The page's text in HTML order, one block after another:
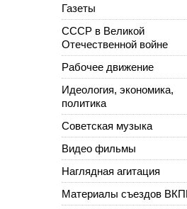
Газеты
СССР в Великой
Отечественной войне
Рабочее движение
Идеология, экономика,
политика
Советская музыка
Видео фильмы
Наглядная агитация
Материалы съездов